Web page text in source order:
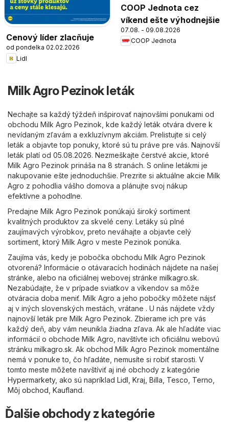
Cenový líder zlacňuje
od pondelka 02.02.2026
Lidl
COOP Jednota cez
víkend ešte výhodnejšie
07.08. - 09.08.2026
COOP Jednota
Milk Agro Pezinok leták
Nechajte sa každý týždeň inšpirovať najnovšími ponukami od
obchodu Milk Agro Pezinok, kde každý leták otvára dvere k
nevídaným zľavám a exkluzívnym akciám. Prelistujte si celý
leták a objavte top ponuky, ktoré sú tu práve pre vás. Najnovší
leták platí od 05.08.2026. Nezmeškajte čerstvé akcie, ktoré
Milk Agro Pezinok prináša na 8 stranách. S online letákmi je
nakupovanie ešte jednoduchšie. Prezrite si aktuálne akcie Milk
Agro z pohodlia vášho domova a plánujte svoj nákup
efektívne a pohodlne.
Predajne Milk Agro Pezinok ponúkajú široký sortiment
kvalitných produktov za skvelé ceny. Letáky sú plné
zaujímavých výrobkov, preto neváhajte a objavte celý
sortiment, ktorý Milk Agro v meste Pezinok ponúka.
Zaujíma vás, kedy je pobočka obchodu Milk Agro Pezinok
otvorená? Informácie o otávaracích hodinách nájdete na našej
stránke, alebo na oficiálnej webovej stránke milkagro.sk.
Nezabúdajte, že v prípade sviatkov a víkendov sa môže
otváracia doba meniť. Milk Agro a jeho pobočky môžete nájsť
aj v iných slovenských mestách, vrátane . U nás nájdete vždy
najnovší leták pre Milk Agro Pezinok. Zbierame ich pre vás
každý deň, aby vám neunikla žiadna zľava. Ak ale hľadáte viac
informácií o obchode Milk Agro, navštívte ich oficiálnu webovú
stránku milkagro.sk. Ak obchod Milk Agro Pezinok momentálne
nemá v ponuke to, čo hľadáte, nemusíte si robiť starosti. V
tomto meste môžete navštíviť aj iné obchody z kategórie
Hypermarkety, ako sú napríklad Lidl Kraj Billa Tesco Terno
Môj obchod Kaufland.
Ďalšie obchody z kategórie